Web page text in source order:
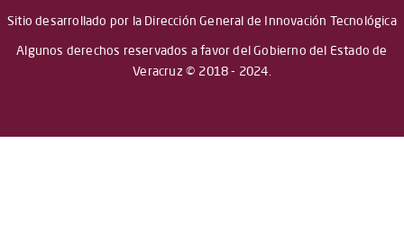
Sitio desarrollado por la Dirección General de Innovación Tecnológica
Algunos derechos reservados a favor del Gobierno del Estado de
Veracruz © 2018 - 2024.